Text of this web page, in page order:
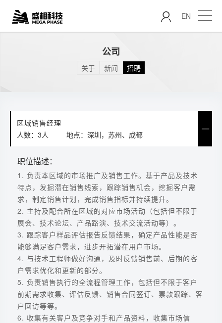
EN
公司
关于 新闻 招聘
区域销售经理
人数：3人
地点：深圳，苏州、成都
职位描述：
1. 负责本区域的市场推广及销售工作。基于产品及技术
特点，发掘潜在销售线索，跟踪销售机会，挖掘客户需
求，制定销售计划，完成销售指标并持续提升。
2. 主持及配合所在区域的对应市场活动（包括但不限于
展会、技术论坛、产品路演、技术交流活动等）。
3. 跟踪客户样品评估报告反馈结果，确定产品性能是否
能够满足客户需求，进步开拓潜在用户市场。
4. 与技术工程师做好沟通，及时反馈销售前、后期的客
户需求优化和更新的部分。
5. 负责销售执行的全流程管理工作，包括但不限于客户
前期需求收集、评估反馈、销售合同签订、票款跟踪、客
户回访等等。
6. 收集有关客户及竞争对手和产品资料，收集市场信